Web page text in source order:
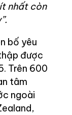
nhất còn
bố yêu
được
Trên 600
tâm
ngoài